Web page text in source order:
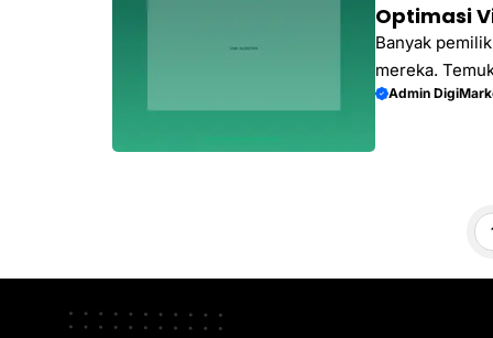
Optimasi
Banyak
mereka.
video Anda
Admin